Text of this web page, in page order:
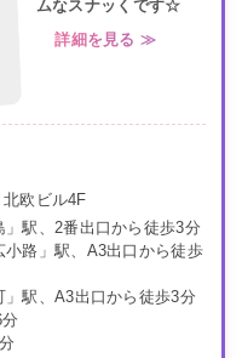
ムなスナッくです☆
詳細を見る ≫
欧ビル4F
駅、2番出口から徒歩3分
路」駅、A3出口から徒歩
駅、A3出口から徒歩3分